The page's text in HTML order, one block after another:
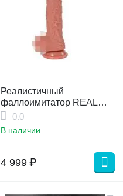
Реалистичный
фаллоимитатор REAL
Dual Layer
0.0
В наличии
4 999 ₽